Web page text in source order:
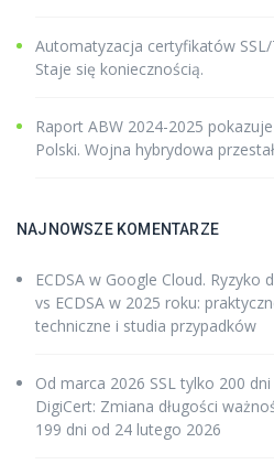
Automatyzacja certyfikatów
Staje się koniecznością.
Raport ABW 2024-2025
Polski. Wojna hybrydowa
NAJNOWSZE KOMENTARZE
ECDSA w Google Cloud. Ryzyko
vs ECDSA w 2025 roku:
techniczne i studia przypadków
Od marca 2026 SSL tylko 200
DigiCert: Zmiana długości
199 dni od 24 lutego 2026